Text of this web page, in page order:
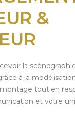
&
la
à la
tout en
et votre